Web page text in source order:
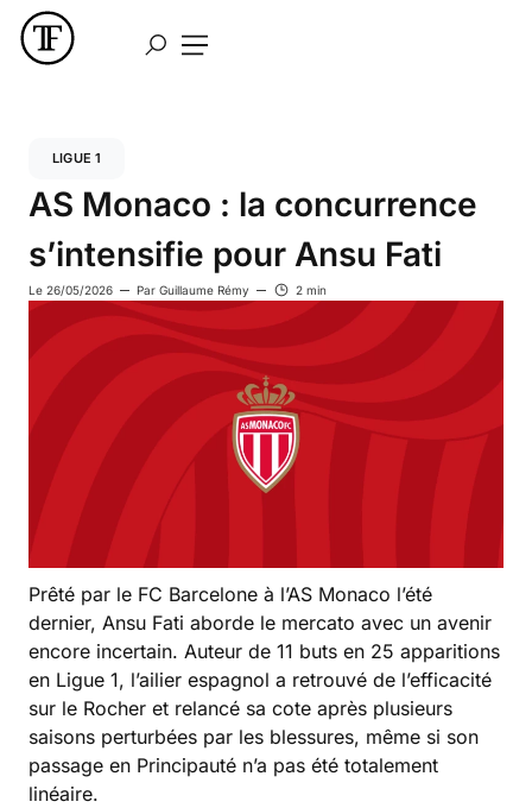
LIGUE 1
AS Monaco : la concurrence
s’intensifie pour Ansu Fati
Le 26/05/2026 Par Guillaume Rémy 2 min
Prêté par le FC Barcelone à l’AS Monaco l’été
dernier, Ansu Fati aborde le mercato avec un avenir
encore incertain. Auteur de 11 buts en 25 apparitions
en Ligue 1, l’ailier espagnol a retrouvé de l’efficacité
sur le Rocher et relancé sa cote après plusieurs
saisons perturbées par les blessures, même si son
passage en Principauté n’a pas été totalement
linéaire.